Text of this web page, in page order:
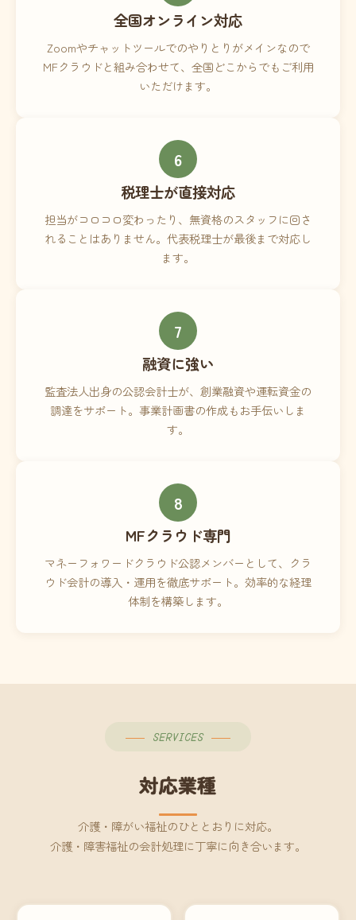
全国オンライン対応
Zoomやチャットツールでのやりとりがメインなので
MFクラウドと組み合わせて、全国どこからでもご利用
いただけます。
6
税理士が直接対応
担当がコロコロ変わったり、無資格のスタッフに回さ
れることはありません。代表税理士が最後まで対応し
ます。
7
融資に強い
監査法人出身の公認会計士が、創業融資や運転資金の
調達をサポート。事業計画書の作成もお手伝いしま
す。
8
MFクラウド専門
マネーフォワードクラウド公認メンバーとして、クラ
ウド会計の導入・運用を徹底サポート。効率的な経理
体制を構築します。
SERVICES
対応業種
介護・障がい福祉のひととおりに対応。
介護・障害福祉の会計処理に丁寧に向き合います。